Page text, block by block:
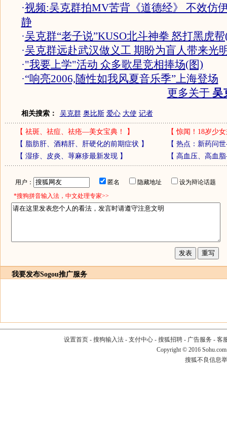
·视频:吴克群拍MV苦背《道德经》 不效仿
静
·吴克群“老子说”KUSO北斗神拳 怒打黑虎
·吴克群远赴武汉做义工 期盼为盲人带来光
·"我要上学"活动 众多歌星竞相捧场(图)
·“响亮2006,随性如我风夏音乐季”上海登场
更多关于 吴
相关搜索： 吴克群 奥比斯 爱心 大使 记者
【 祛斑、祛痘、祛疮—美女宝典！ 】 【惊闻！18岁少
【 脂肪肝、酒精肝、肝硬化的前期症状 】 【 热点：新药问
【 湿疹、皮炎、荨麻疹最新发现】 【 高血压、高血
用户： 匿名 隐藏地址
设为辩论话题
*搜狗拼音输入法，中文处理专家>>
我要发布Sogou推广服务
设置首页- 搜狗输入法- 支付中心- 搜狐招聘- 广告服务 - 客
Copyright © 2016
搜狐不良信息